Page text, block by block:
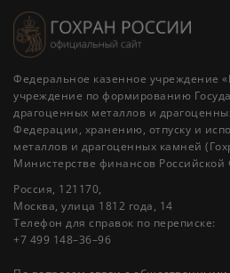
Федеральное казенное учреждение
учреждение по формированию
драгоценных металлов и
Федерации, хранению, отпуску и
металлов и драгоценных камней
Министерстве финансов Российской
Россия, 121170,
Москва, улица 1812 года, 14
Телефон для справок по переписке:
+7 499 148–36–96